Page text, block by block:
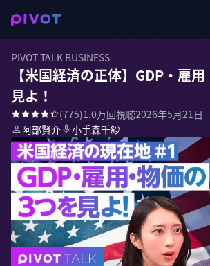
PIVOT TALK BUSINESS
【米国経済の正体】GDP・雇
見よ！
(775)1.0万回視聴2026年5月21日
阿部賢介
小手森千紗